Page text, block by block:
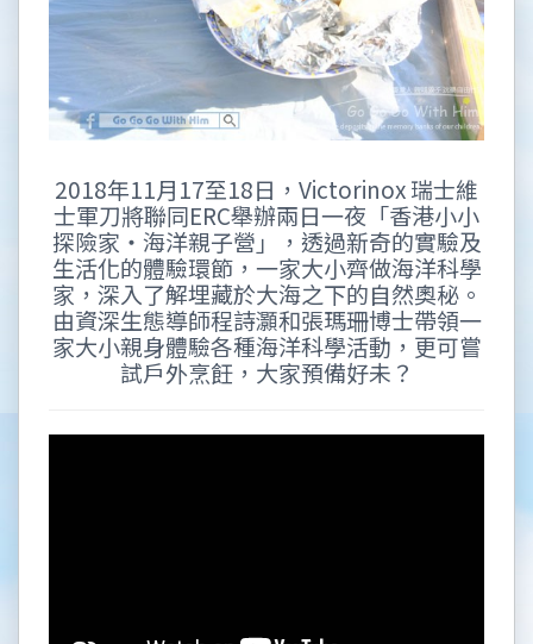
2018年11月17至18日，Victorinox 瑞士維
士軍刀將聯同ERC舉辦兩日一夜「香港小小
探險家‧海洋親子營」，透過新奇的實驗及
生活化的體驗環節，一家大小齊做海洋科學
家，深入了解埋藏於大海之下的自然奧秘。
由資深生態導師程詩灝和張瑪珊博士帶領一
家大小親身體驗各種海洋科學活動，更可嘗
試戶外烹飪，大家預備好未？